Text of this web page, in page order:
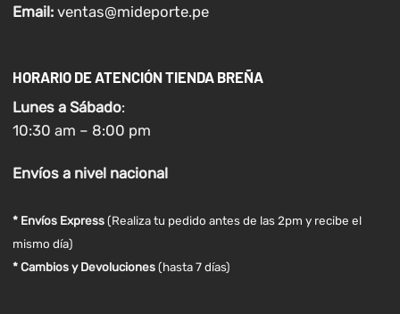
Email: ventas@mideporte.pe
HORARIO DE ATENCIÓN TIENDA BREÑA
Lunes a Sábado:
10:30 am – 8:00 pm
Envíosa nivel nacional
* Envíos Express(Realiza tu pedido antes de las 2pm y recibe el
mismo día)
* Cambios y Devoluciones (hasta 7 días)